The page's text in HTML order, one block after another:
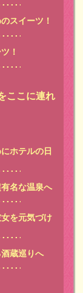
スイーツ！
！
ここに連れ
ホテルの日
名な温泉へ
を元気づけ
蔵巡りへ